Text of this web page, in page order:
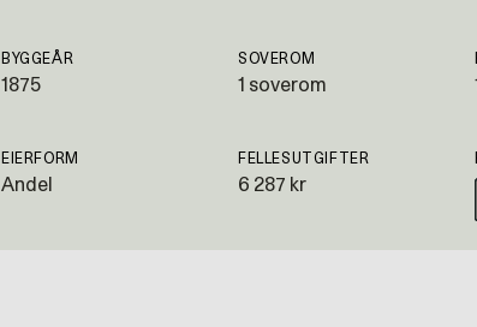
BYGGEÅR
1875
SOVEROM
1 soverom
EIERFORM
Andel
FELLESUTGIFTER
6 287 kr